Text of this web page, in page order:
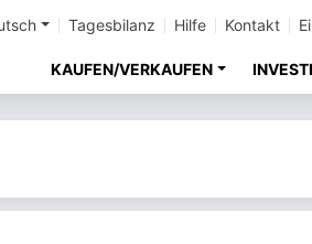
Tagesbilanz Hilfe Kontakt
KAUFEN/VERKAUFEN